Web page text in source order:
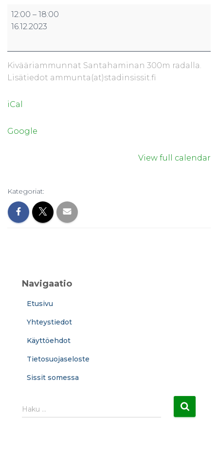
Kivääriammunta
Santahamina
12:00 – 18:00
16.12.2023
Kivääriammunnat Santahaminan 300m radalla.
Lisätiedot ammunta(at)stadinsissit.fi
iCal
Google
View full calendar
Kategoriat:
Navigaatio
Etusivu
Yhteystiedot
Käyttöehdot
Tietosuojaseloste
Sissit somessa
H
a
Haku …